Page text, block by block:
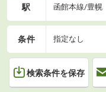
駅 函館本線/豊幌
条件 指定なし
検索条件を保存